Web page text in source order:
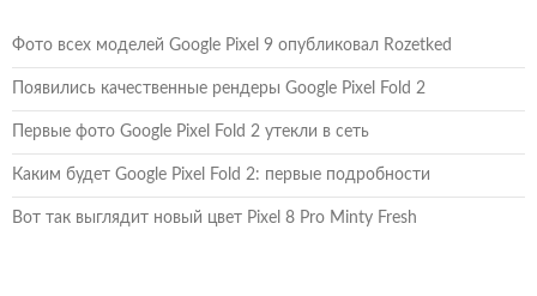
Фото всех моделей Google Pixel 9 опубликовал Rozetked
Появились качественные рендеры Google Pixel Fold 2
Первые фото Google Pixel Fold 2 утекли в сеть
Каким будет Google Pixel Fold 2: первые подробности
Вот так выглядит новый цвет Pixel 8 Pro Minty Fresh